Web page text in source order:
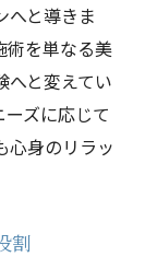
へと導きま
術を単なる美
へと変えてい
ズに応じて
心身のリラッ
割